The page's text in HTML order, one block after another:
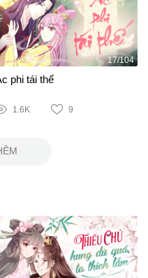
17/104
phi tái thế
1.6K 9